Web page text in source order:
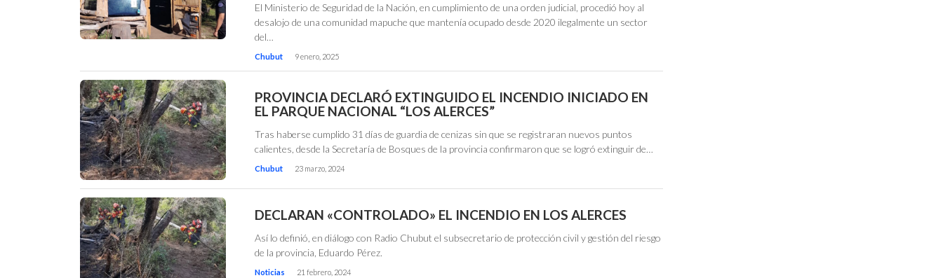
El Ministerio de Seguridad de la Nación, en cumplimiento de una orden judicial, procedió hoy al
desalojo de una comunidad mapuche que mantenía ocupado desde 2020 ilegalmente un sector
del…
Chubut 9 enero, 2025
PROVINCIA DECLARÓ EXTINGUIDO EL INCENDIO INICIADO EN
EL PARQUE NACIONAL “LOS ALERCES”
Tras haberse cumplido 31 días de guardia de cenizas sin que se registraran nuevos puntos
calientes, desde la Secretaría de Bosques de la provincia confirmaron que se logró extinguir de…
Chubut 23 marzo, 2024
DECLARAN «CONTROLADO» EL INCENDIO EN LOS ALERCES
Así lo definió, en diálogo con Radio Chubut el subsecretario de protección civil y gestión del riesgo
de la provincia, Eduardo Pérez.
Noticias 21 febrero, 2024